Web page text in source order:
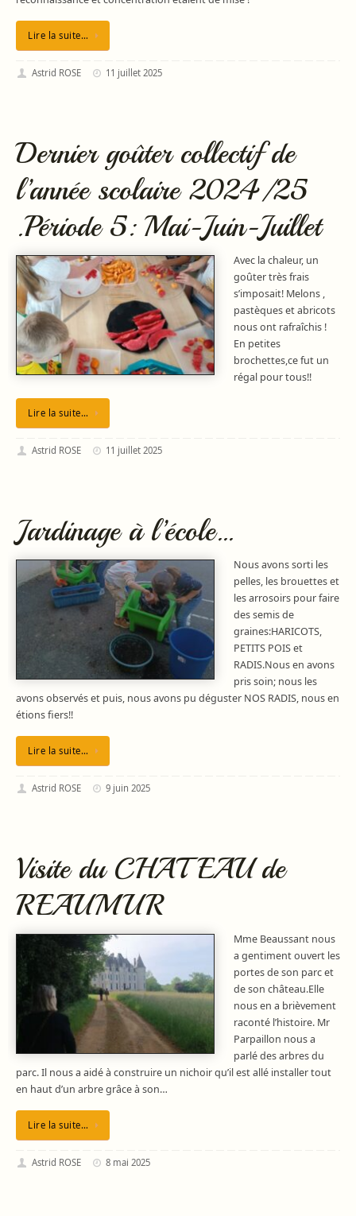
Lire la suite…
Astrid ROSE 11 juillet 2025
Dernier goûter collectif de
l’année scolaire 2024/25
.Période 5: Mai-Juin-Juillet
Avec la chaleur, un
goûter très frais
s’imposait! Melons ,
pastèques et abricots
nous ont rafraîchis !
En petites
brochettes,ce fut un
régal pour tous!!
Lire la suite…
Astrid ROSE 11 juillet 2025
Jardinage à l’école…
Nous avons sorti les
pelles, les brouettes et
les arrosoirs pour faire
des semis de
graines:HARICOTS,
PETITS POIS et
RADIS.Nous en avons
pris soin; nous les
avons observés et puis, nous avons pu déguster NOS RADIS, nous en
étions fiers!!
Lire la suite…
Astrid ROSE 9 juin 2025
Visite du CHATEAU de
REAUMUR
Mme Beaussant nous
a gentiment ouvert les
portes de son parc et
de son château.Elle
nous en a brièvement
raconté l’histoire. Mr
Parpaillon nous a
parlé des arbres du
parc. Il nous a aidé à construire un nichoir qu’il est allé installer tout
en haut d’un arbre grâce à son…
Lire la suite…
Astrid ROSE 8 mai 2025